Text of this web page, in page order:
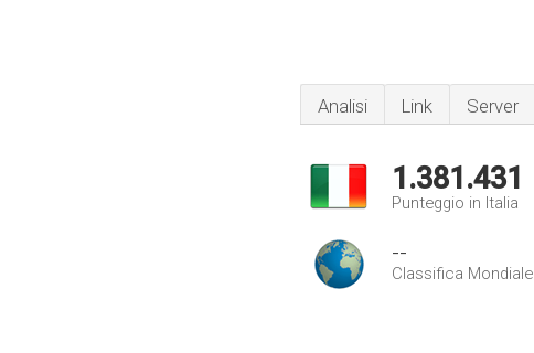
Analisi Link Server
1.381.431
Punteggio in Italia
--
Classifica Mondiale